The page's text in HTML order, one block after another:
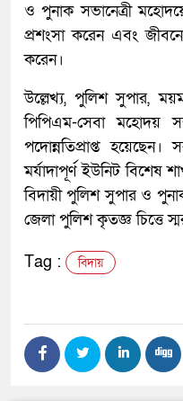
ও পুনাক সভানেত্রী
প্রশংসা করেন এবং
করেন।
উল্লেখ্য, পুলিশ সুপার,
পিপিএম-সেবা মহোদয়
পদোন্নতিপ্রাপ্ত
মর্যাদাপূর্ণ ইউনিট বিশেষ
বিদায়ী পুলিশ সুপার ও
জেলা পুলিশ কৃতজ্ঞ চিত্তে
Tag : বিদায়